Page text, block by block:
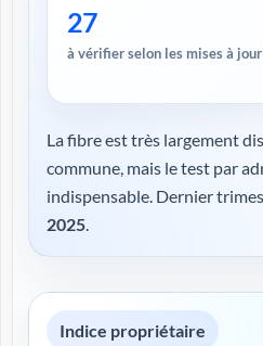
27
à vérifier selon les mises à jour
La fibre est très largement
commune, mais le test par
indispensable. Dernier
2025.
Indice propriétaire